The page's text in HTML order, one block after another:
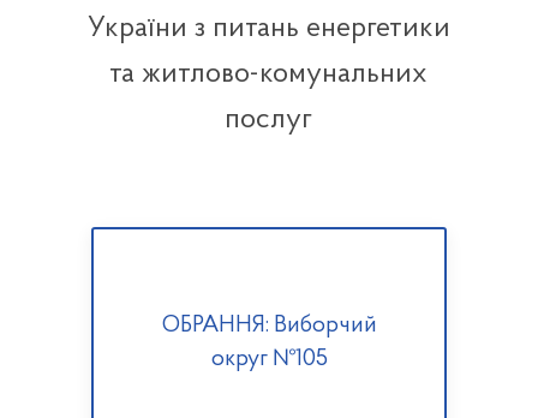
України з питань енергетики
та житлово-комунальних
послуг
ОБРАННЯ: Виборчий
округ №105